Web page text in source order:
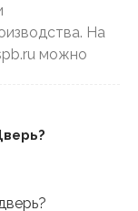
На
можно